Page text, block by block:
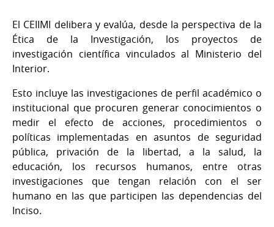
El CEIIMI delibera y evalúa, desde la perspectiva de la
Ética de la Investigación, los proyectos de
investigación científica vinculados al Ministerio del
Interior.
Esto incluye las investigaciones de perfil académico o
institucional que procuren generar conocimientos o
medir el efecto de acciones, procedimientos o
políticas implementadas en asuntos de seguridad
pública, privación de la libertad, a la salud, la
educación, los recursos humanos, entre otras
investigaciones que tengan relación con el ser
humano en las que participen las dependencias del
Inciso.